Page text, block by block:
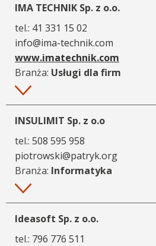
IMA TECHNIK Sp. z o.o.
tel.: 41 331 15 02
info@ima-technik.com
www.imatechnik.com
Branża: Usługi dla firm
Więcej
INSULIMIT Sp. z o.o
tel.: 508 595 958
piotrowski@patryk.org
Branża: Informatyka
Więcej
Ideasoft Sp. z o.o.
tel.: 796 776 511